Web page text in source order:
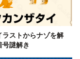
ラストからナゾを解
号謎解き